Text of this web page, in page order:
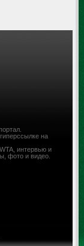
на
интервью и
фото и видео.